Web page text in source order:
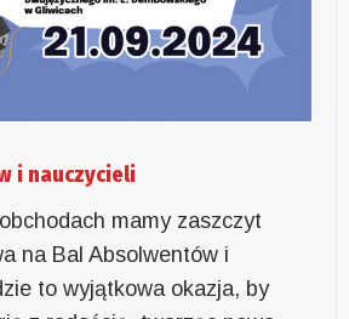
i nauczycieli
mamy zaszczyt
na Bal Absolwentów i
to wyjątkowa okazja, by